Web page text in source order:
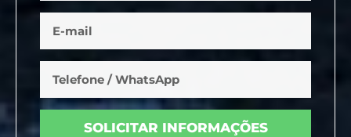
SOLICITAR INFORMAÇÕES